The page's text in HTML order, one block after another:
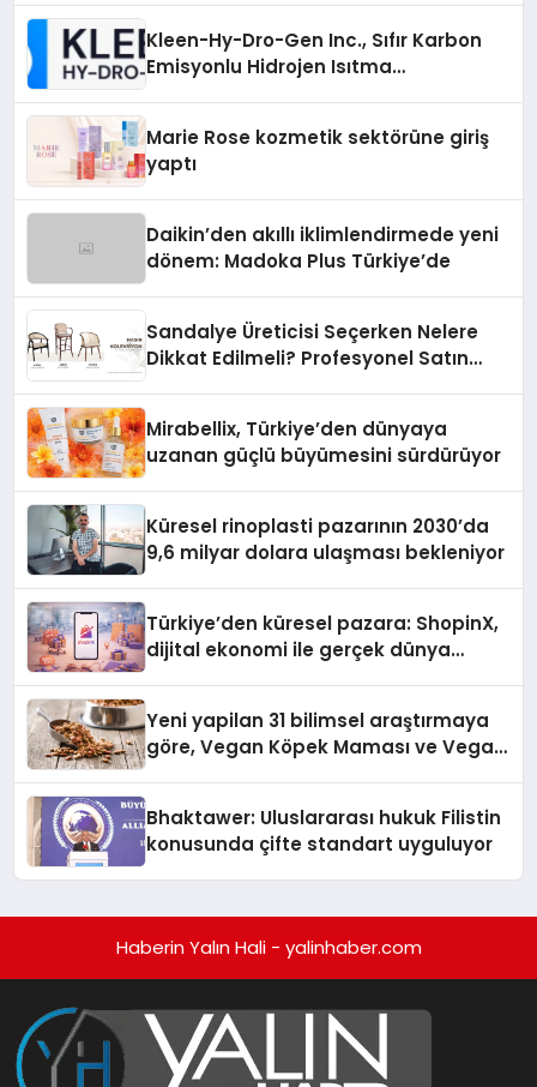
Kleen-Hy-Dro-Gen Inc., Sıfır Karbon
Emisyonlu Hidrojen Isıtma
Marie Rose kozmetik sektörüne giriş
yaptı
Daikin’den akıllı iklimlendirmede yeni
dönem: Madoka Plus Türkiye’de
Sandalye Üreticisi Seçerken Nelere
Dikkat Edilmeli? Profesyonel Satın
Mirabellix, Türkiye’den dünyaya
uzanan güçlü büyümesini sürdürüyor
Küresel rinoplasti pazarının 2030’da
9,6 milyar dolara ulaşması bekleniyor
Türkiye’den küresel pazara: ShopinX,
dijital ekonomi ile gerçek dünya
Yeni yapilan 31 bilimsel araştırmaya
göre, Vegan Köpek Maması ve Vegan
Bhaktawer: Uluslararası hukuk Filistin
konusunda çifte standart uyguluyor
Haberin Yalın Hali - yalinhaber.com